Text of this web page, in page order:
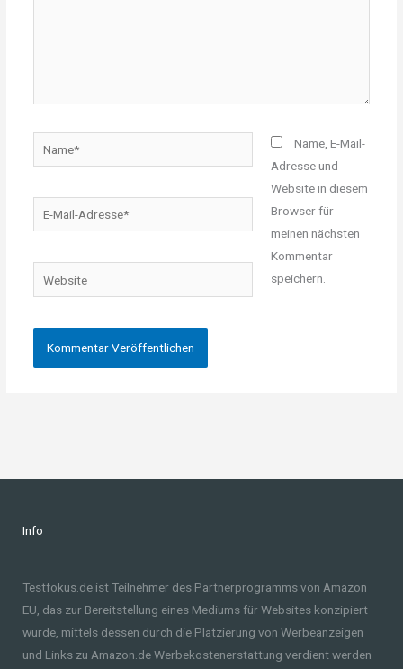
Mail-
Website
Name, E-Mail-
Adresse und
Website in diesem
Browser für
meinen nächsten
Kommentar
speichern.
Info
Testfokus.de ist Teilnehmer des Partnerprogramms von Amazon
EU, das zur Bereitstellung eines Mediums für Websites konzipiert
wurde, mittels dessen durch die Platzierung von Werbeanzeigen
und Links zu Amazon.de Werbekostenerstattung verdient werden